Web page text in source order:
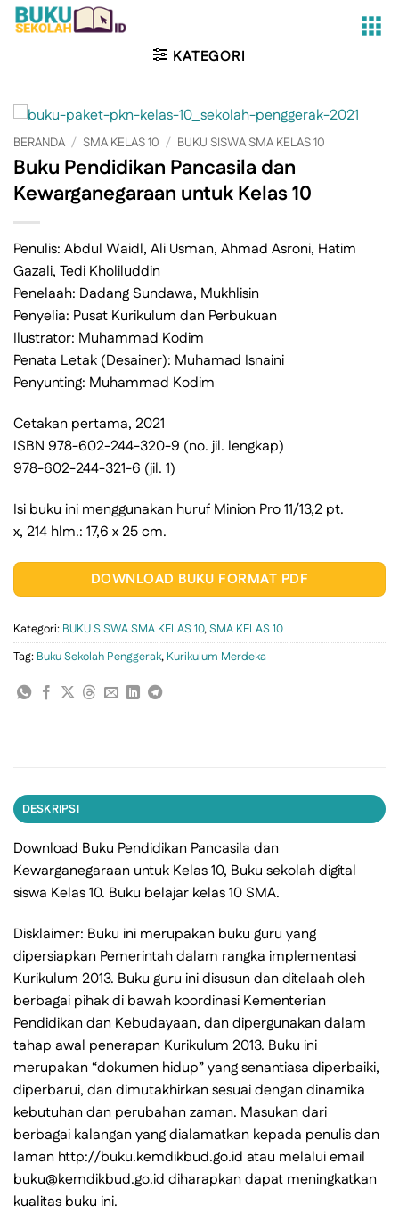
Skip
KATEGORI
BERANDA / SMA KELAS 10 / BUKU SISWA SMA KELAS 10
Buku Pendidikan Pancasila dan
Kewarganegaraan untuk Kelas 10
Penulis: Abdul Waidl, Ali Usman, Ahmad Asroni, Hatim
Gazali, Tedi Kholiluddin
Penelaah: Dadang Sundawa, Mukhlisin
Penyelia: Pusat Kurikulum dan Perbukuan
Ilustrator: Muhammad Kodim
Penata Letak (Desainer): Muhamad Isnaini
Penyunting: Muhammad Kodim
Cetakan pertama, 2021
ISBN 978-602-244-320-9 (no. jil. lengkap)
978-602-244-321-6 (jil. 1)
Isi buku ini menggunakan huruf Minion Pro 11/13,2 pt.
x, 214 hlm.: 17,6 x 25 cm.
DOWNLOAD BUKU FORMAT PDF
Kategori: BUKU SISWA SMA KELAS 10,SMA KELAS 10
Tag: Buku Sekolah Penggerak, Kurikulum Merdeka
DESKRIPSI
Download Buku Pendidikan Pancasila dan
Kewarganegaraan untuk Kelas 10, Buku sekolah digital
siswa Kelas 10. Buku belajar kelas 10 SMA.
Disklaimer: Buku ini merupakan buku guru yang
dipersiapkan Pemerintah dalam rangka implementasi
Kurikulum 2013. Buku guru ini disusun dan ditelaah oleh
berbagai pihak di bawah koordinasi Kementerian
Pendidikan dan Kebudayaan, dan dipergunakan dalam
tahap awal penerapan Kurikulum 2013. Buku ini
merupakan “dokumen hidup” yang senantiasa diperbaiki,
diperbarui, dan dimutakhirkan sesuai dengan dinamika
kebutuhan dan perubahan zaman. Masukan dari
berbagai kalangan yang dialamatkan kepada penulis dan
laman http://buku.kemdikbud.go.id atau melalui email
buku@kemdikbud.go.id diharapkan dapat meningkatkan
kualitas buku ini.